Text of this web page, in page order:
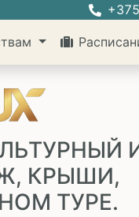
КРЫШИ,
ТУРЕ.